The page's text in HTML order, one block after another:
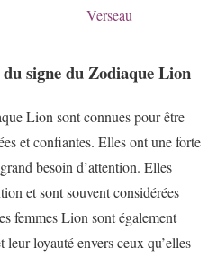
Verseau
signe du Zodiaque Lion
Lion sont connues pour être
et confiantes. Elles ont une forte
besoin d’attention. Elles
et sont souvent considérées
femmes Lion sont également
loyauté envers ceux qu’elles